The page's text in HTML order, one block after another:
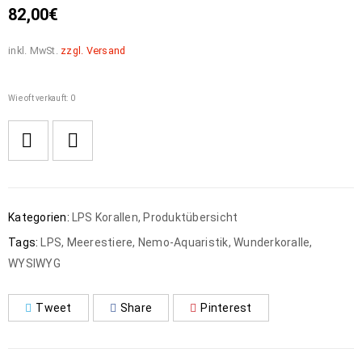
82,00€
inkl. MwSt. zzgl. Versand
Wie oft verkauft: 0
Kategorien: LPS Korallen, Produktübersicht
Tags:
LPS, Meerestiere, Nemo-Aquaristik, Wunderkoralle,
WYSIWYG
Tweet Share Pinterest